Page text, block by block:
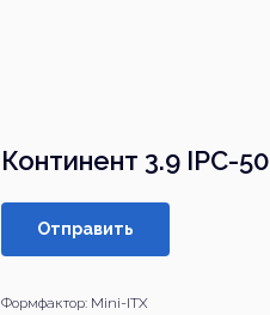
Континент 3.9 IPC-50
Отправить
Формфактор: Mini-ITX